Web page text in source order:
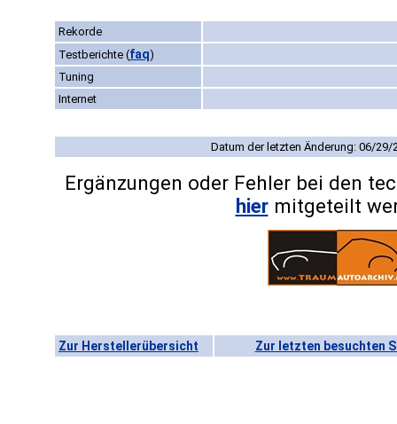
Rekorde
Testberichte (faq)
Tuning
Internet
Datum der letzten Änderung: 06/29/
Ergänzungen oder Fehler bei den
hiermitgeteilt
Zur Herstellerübersicht Zur letzten besuchten